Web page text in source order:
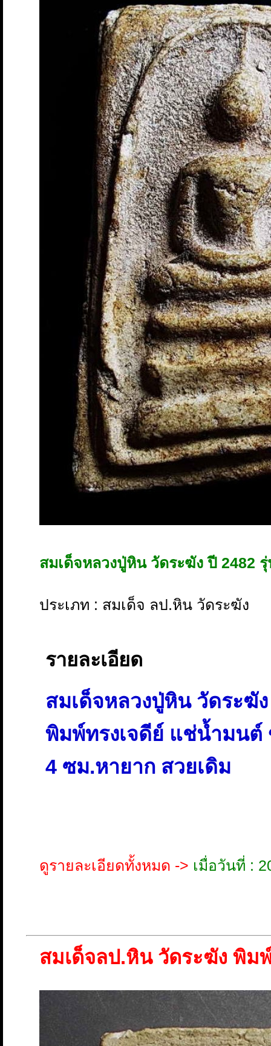
สมเด็จหลวงปู่หิน วัดระฆัง ปี 2482
ประเภท : สมเด็จ ลป.หิน วัดระฆัง
รายละเอียด
สมเด็จหลวงปู่หิน วัดระฆั
พิมพ์ทรงเจดีย์ แช่น้ำมนต์
4 ซม.หายาก สวยเดิม
ดูรายละเอียดทั้งหมด -> เมื่อวันที่ :
สมเด็จลป.หิน วัดระฆัง พิม